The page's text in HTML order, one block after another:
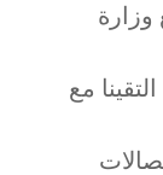
وزارة
مع